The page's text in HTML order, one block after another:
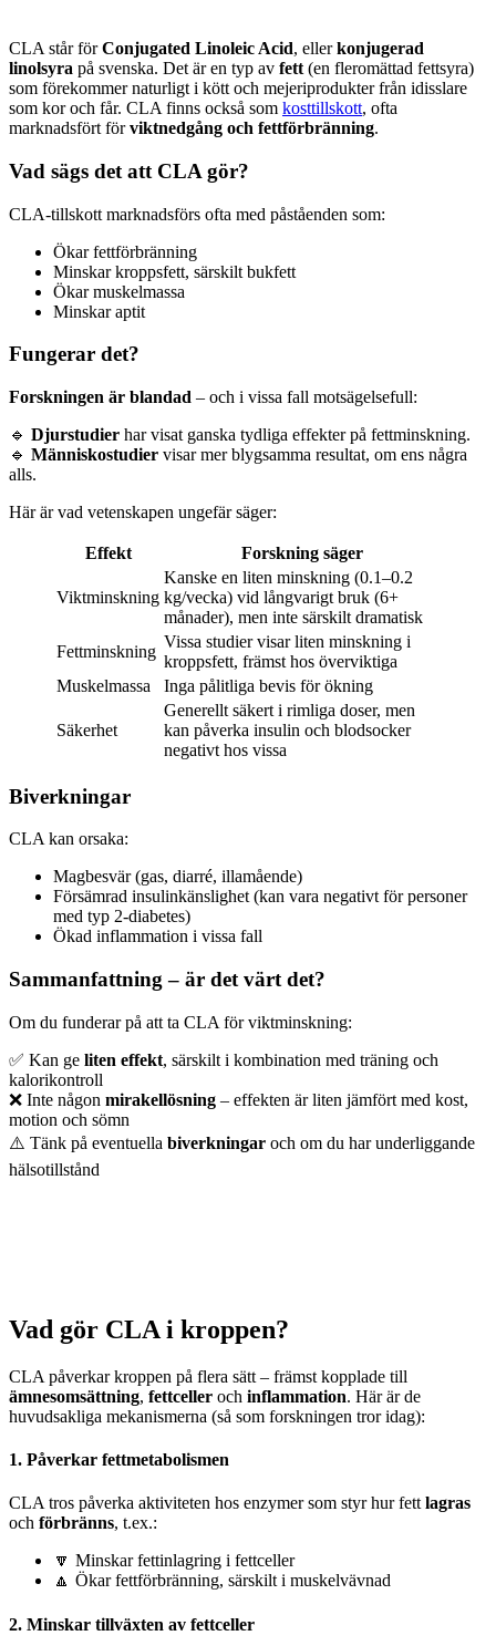
CLA står förConjugated Linoleic Acid, ellerkonjugerad
linolsyra på svenska. Det är en typ av fett (en fleromättad fettsyra)
som förekommer naturligt i kött och mejeriprodukter från idisslare
som kor och får. CLA finns också som kosttillskott, ofta
marknadsfört förviktnedgång och fettförbränning.
Vad sägs det att CLA gör?
CLA-tillskott marknadsförs ofta med påståenden som:
Ökar fettförbränning
Minskar kroppsfett, särskilt bukfett
Ökar muskelmassa
Minskar aptit
Fungerar det?
Forskningen är blandad – och i vissa fall motsägelsefull:
🔹 Djurstudier har visat ganska tydliga effekter på fettminskning.
🔹 Människostudier visar mer blygsamma resultat, om ens några
alls.
Här är vad vetenskapen ungefär säger:
Effekt Forskning säger
Viktminskning
Kanske en liten minskning (0.1–0.2
kg/vecka) vid långvarigt bruk (6+
månader), men inte särskilt dramatisk
Fettminskning
Vissa studier visar liten minskning i
kroppsfett, främst hos överviktiga
Muskelmassa
Inga pålitliga bevis för ökning
Säkerhet
Generellt säkert i rimliga doser, men
kan påverka insulin och blodsocker
negativt hos vissa
Biverkningar
CLA kan orsaka:
Magbesvär (gas, diarré, illamående)
Försämrad insulinkänslighet (kan vara negativt för personer
med typ 2-diabetes)
Ökad inflammation i vissa fall
Sammanfattning – är det värt det?
Om du funderar på att ta CLA för viktminskning:
✅ Kan ge liten effekt, särskilt i kombination med träning och
kalorikontroll
❌ Inte någon mirakellösning – effekten är liten jämfört med kost,
motion och sömn
⚠️ Tänk på eventuella biverkningar och om du har underliggande
hälsotillstånd
Vad gör CLA i kroppen?
CLA påverkar kroppen på flera sätt – främst kopplade till
ämnesomsättning, fettceller och inflammation. Här är de
huvudsakliga mekanismerna (så som forskningen tror idag):
1. Påverkar fettmetabolismen
CLA tros påverka aktiviteten hos enzymer som styr hur fett lagras
och förbränns, t.ex.:
🔽 Minskar fettinlagring i fettceller
🔼 Ökar fettförbränning, särskilt i muskelvävnad
2. Minskar tillväxten av fettceller